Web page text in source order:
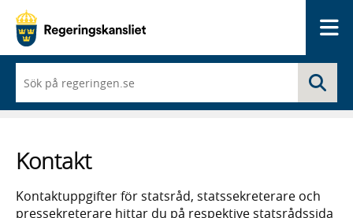
du
börjar
skriva
en
lista
med
sökförslag
Kontakt
Kontaktuppgifter för statsråd, statssekreterare och
pressekreterare hittar du på respektive statsrådssida